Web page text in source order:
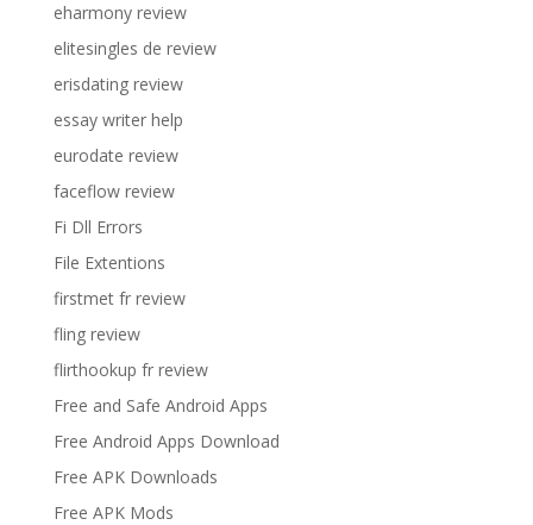
eharmony review
elitesingles de review
erisdating review
essay writer help
eurodate review
faceflow review
Fi Dll Errors
File Extentions
firstmet fr review
fling review
flirthookup fr review
Free and Safe Android Apps
Free Android Apps Download
Free APK Downloads
Free APK Mods